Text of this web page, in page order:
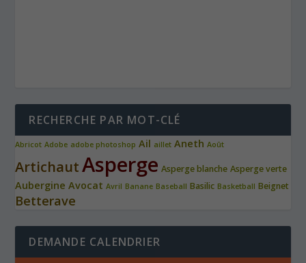
RECHERCHE PAR MOT-CLÉ
Abricot Adobe adobe photoshop Ail aillet Aneth Août
Artichaut Asperge Asperge blanche Asperge verte
Aubergine Avocat Avril Banane Baseball Basilic Basketball Beignet
Betterave
DEMANDE CALENDRIER